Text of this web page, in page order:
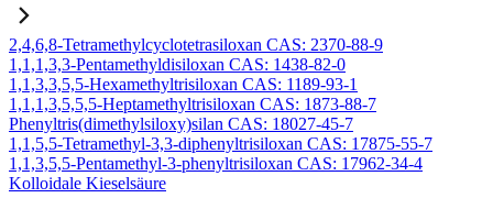
2,4,6,8-Tetramethylcyclotetrasiloxan CAS: 2370-88-9
1,1,1,3,3-Pentamethyldisiloxan CAS: 1438-82-0
1,1,3,3,5,5-Hexamethyltrisiloxan CAS: 1189-93-1
1,1,1,3,5,5,5-Heptamethyltrisiloxan CAS: 1873-88-7
Phenyltris(dimethylsiloxy)silan CAS: 18027-45-7
1,1,5,5-Tetramethyl-3,3-diphenyltrisiloxan CAS: 17875-55-7
1,1,3,5,5-Pentamethyl-3-phenyltrisiloxan CAS: 17962-34-4
Kolloidale Kieselsäure